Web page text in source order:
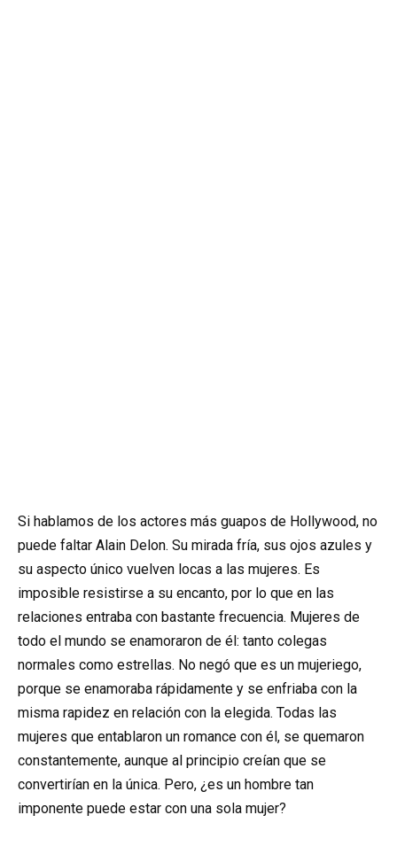
Si hablamos de los actores más guapos de Hollywood, no
puede faltar Alain Delon. Su mirada fría, sus ojos azules y
su aspecto único vuelven locas a las mujeres. Es
imposible resistirse a su encanto, por lo que en las
relaciones entraba con bastante frecuencia. Mujeres de
todo el mundo se enamoraron de él: tanto colegas
normales como estrellas. No negó que es un mujeriego,
porque se enamoraba rápidamente y se enfriaba con la
misma rapidez en relación con la elegida. Todas las
mujeres que entablaron un romance con él, se quemaron
constantemente, aunque al principio creían que se
convertirían en la única. Pero, ¿es un hombre tan
imponente puede estar con una sola mujer?